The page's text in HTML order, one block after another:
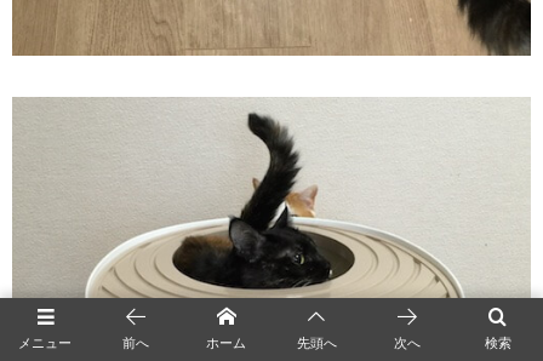
メニュー 検索
前へ ホーム 先頭へ 次へ